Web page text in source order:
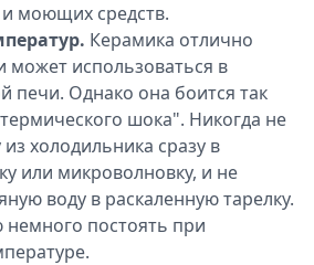
моющих средств.
Керамика отлично
может использоваться в
печи. Однако она боится так
шока". Никогда не
из холодильника сразу в
или микроволновку, и не
воду в раскаленную тарелку.
постоять при